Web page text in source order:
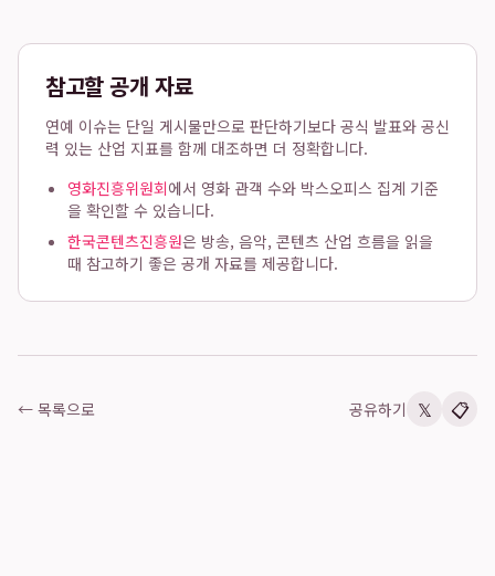
참고할 공개 자료
연예 이슈는 단일 게시물만으로 판단하기보다 공식 발표와 공신
력 있는 산업 지표를 함께 대조하면 더 정확합니다.
영화진흥위원회에서 영화 관객 수와 박스오피스 집계 기준
을 확인할 수 있습니다.
한국콘텐츠진흥원은 방송, 음악, 콘텐츠 산업 흐름을 읽을
때 참고하기 좋은 공개 자료를 제공합니다.
← 목록으로 공유하기 𝕏 📋